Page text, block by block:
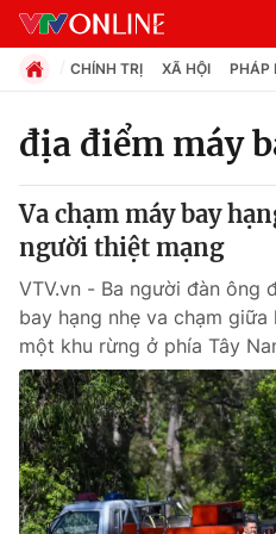
Chuyên mục
Chính trị
Xã hội
Pháp luật
Y tế
Thế giới
CHÍNH TRỊ XÃ HỘI PHÁP
địa điểm máy
Va chạm máy bay
người thiệt mạng
VTV.vn - Ba người đàn ông
bay hạng nhẹ va chạm
một khu rừng ở phía Tây